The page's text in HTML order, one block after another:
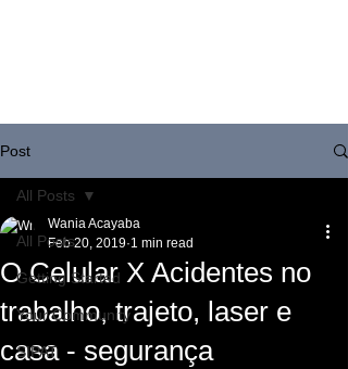
Post
All Posts
Getting Started
Your Community
SIPAT
All Posts
O Celular X Acidentes no
trabalho, trajeto, laser e
casa - segurança
Wania Acayaba
Feb 20, 2019 1 min read